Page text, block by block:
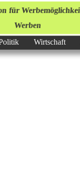
Werben
Wirtschaft